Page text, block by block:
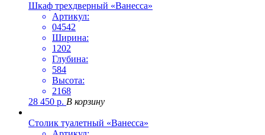
Шкаф трехдверный «Ванесса»
Артикул:
04542
Ширина:
1202
Глубина:
584
Высота:
2168
28 450 р. В корзину
Столик туалетный «Ванесса»